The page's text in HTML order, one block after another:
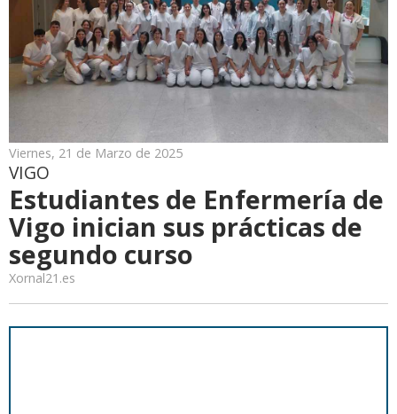
Viernes, 21 de Marzo de 2025
VIGO
Estudiantes de Enfermería de
Vigo inician sus prácticas de
segundo curso
Xornal21.es